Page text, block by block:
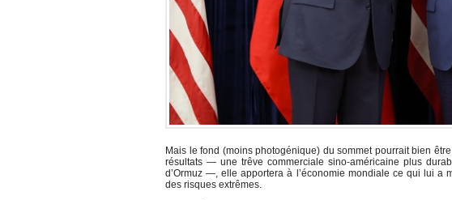
Mais le fond (moins photogénique) du sommet pourrait bien
résultats — une trêve commerciale sino-américaine plus
d’Ormuz —, elle apportera à l’économie mondiale ce qui lui a
des risques extrêmes.